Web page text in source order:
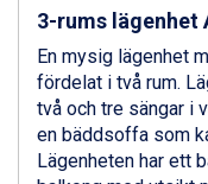
Alleghe från
Bad Gastein
Arabba från
La Thuile från
Cervinia från
Saalbach från
Sölden från
3-rums lägenhet
En mysig lägenhet
fördelat i två rum.
två och tre sängar i
en bäddsoffa som
Lägenheten har ett